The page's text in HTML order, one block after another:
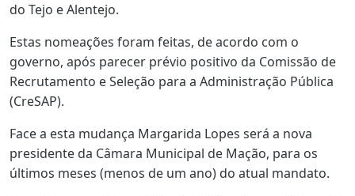
do Tejo e Alentejo.
Estas nomeações foram feitas, de acordo com o
governo, após parecer prévio positivo da Comissão de
Recrutamento e Seleção para a Administração Pública
(CreSAP).
Face a esta mudança Margarida Lopes será a nova
presidente da Câmara Municipal de Mação, para os
últimos meses (menos de um ano) do atual mandato.